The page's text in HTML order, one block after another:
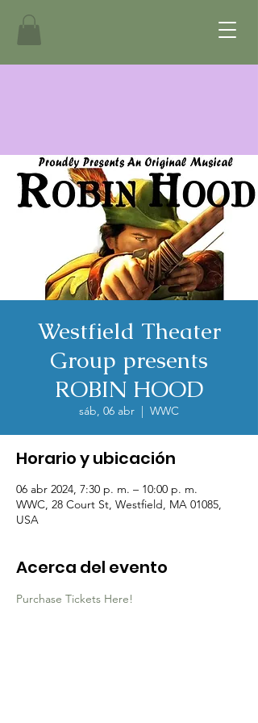
Westfield Theater
Group presents
ROBIN HOOD
sáb, 06 abr
  |
WWC
Horario y ubicación
06 abr 2024, 7:30 p. m. – 10:00 p. m.
WWC, 28 Court St, Westfield, MA 01085,
USA
Acerca del evento
Purchase Tickets Here!